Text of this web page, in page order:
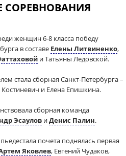
женщин 6-8 класса победу
в составе Елены Литвиненко,
и Татьяны Ледовской.
стала сборная Санкт-Петербурга –
Костиневич и Елена Епишкина.
сборная команда
Эсаулов иДенис Палин.
почета поднялась первая
Яковлев, Евгений Чудаков,